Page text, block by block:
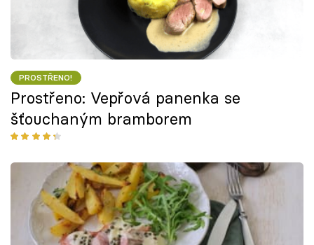
PROSTŘENO!
Prostřeno: Vepřová panenka se
šťouchaným bramborem